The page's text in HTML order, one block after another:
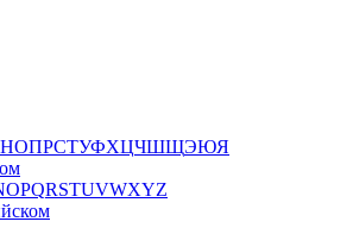
НОПРСТУФХЦЧШЩЭЮЯ
OPQRSTUVWXYZ